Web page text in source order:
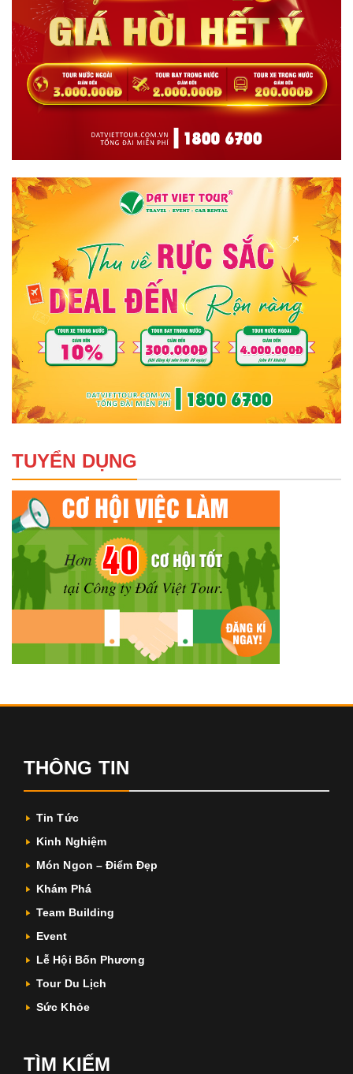
TUYỂN DỤNG
THÔNG TIN
Tin Tức
Kinh Nghiệm
Món Ngon – Điểm Đẹp
Khám Phá
Team Building
Event
Lễ Hội Bốn Phương
Tour Du Lịch
Sức Khỏe
TÌM KIẾM